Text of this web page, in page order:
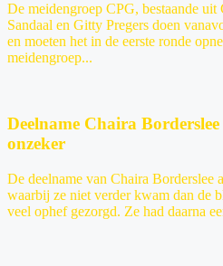
De meidengroep CPG, bestaande
Sandaal en Gitty Pregers doen
en moeten het in de eerste ronde
meidengroep...
Deelname Chaira
onzeker
De deelname van Chaira Borderslee
waarbij ze niet verder kwam dan de
veel ophef gezorgd. Ze had daarna